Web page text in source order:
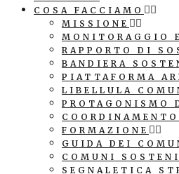
COSA FACCIAMO
MISSIONE
MONITORAGGIO
RAPPORTO DI
BANDIERA
PIATTAFORMA
LIBELLULA
PROTAGONISMO
FORMAZIONE
GUIDA DEI
COMUNI
SEGNALETICA